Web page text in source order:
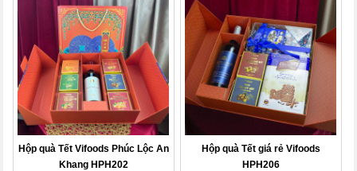
Hộp quà Tết Vifoods Phúc Lộc An
Khang HPH202
Hộp quà Tết giá rẻ Vifoods
HPH206